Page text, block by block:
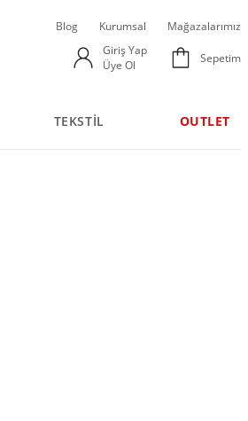
Blog Kurumsal
Mağazalarımız
Giriş Yap
Üye Ol
Sepetim
TEKSTİL OUTLET